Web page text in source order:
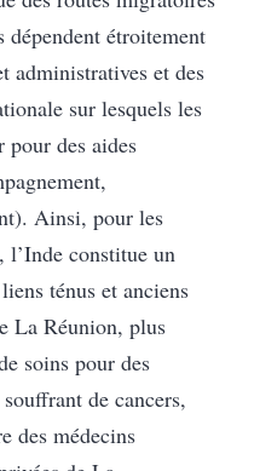
dépendent étroitement
administratives et des
sur lesquels les
pour des aides
Ainsi, pour les
constitue un
ténus et anciens
La Réunion, plus
soins pour des
de cancers,
des médecins